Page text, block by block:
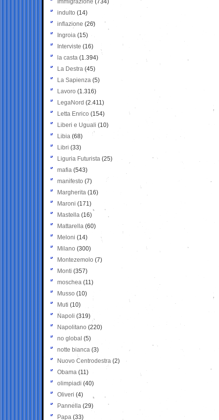
Immigrazione (734)
indulto (14)
inflazione (26)
Ingroia (15)
Interviste (16)
la casta (1.394)
La Destra (45)
La Sapienza (5)
Lavoro (1.316)
LegaNord (2.411)
Letta Enrico (154)
Liberi e Uguali (10)
Libia (68)
Libri (33)
Liguria Futurista (25)
mafia (543)
manifesto (7)
Margherita (16)
Maroni (171)
Mastella (16)
Mattarella (60)
Meloni (14)
Milano (300)
Montezemolo (7)
Monti (357)
moschea (11)
Musso (10)
Muti (10)
Napoli (319)
Napolitano (220)
no global (5)
notte bianca (3)
Nuovo Centrodestra (2)
Obama (11)
olimpiadi (40)
Oliveri (4)
Pannella (29)
Papa (33)